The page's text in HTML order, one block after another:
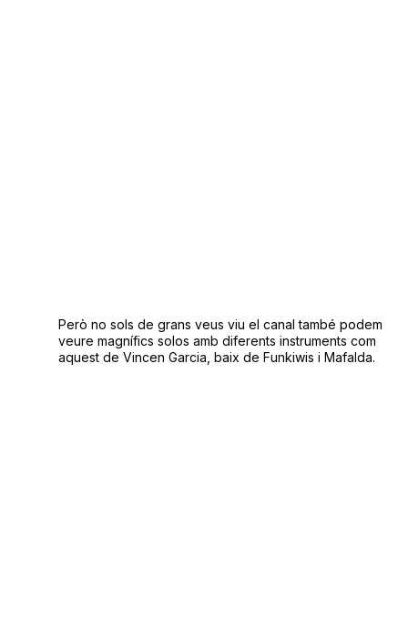
Però no sols de grans veus viu el canal també podem
veure magnífics solos amb diferents instruments com
aquest de Vincen Garcia, baix de Funkiwis i Mafalda.